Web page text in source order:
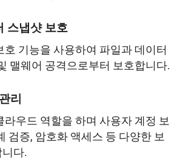
스냅샷 보호
호 기능을 사용하여 파일과 데이터
맬웨어 공격으로부터 보호합니다.
리
라우드 역할을 하며 사용자 계정 보
검증, 암호화 액세스 등 다양한 보
다.